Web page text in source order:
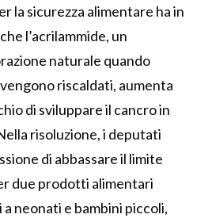
la sicurezza alimentare ha in
l’acrilammide, un
naturale quando
riscaldati, aumenta
di sviluppare il cancro in
risoluzione, i deputati
di abbassare il limite
due prodotti alimentari
neonati e bambini piccoli,